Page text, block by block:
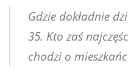
Gdzie dokładnie
35. Kto zaś
chodzi o